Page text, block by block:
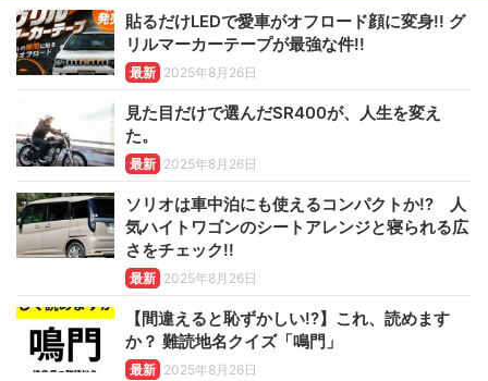
貼るだけLEDで愛車がオフロード顔に変身!! グ
リルマーカーテープが最強な件!!
最新 2025年8月26日
見た目だけで選んだSR400が、人生を変え
た。
最新 2025年8月26日
ソリオは車中泊にも使えるコンパクトか!? 人
気ハイトワゴンのシートアレンジと寝られる広
さをチェック!!
最新 2025年8月26日
【間違えると恥ずかしい!?】これ、読めます
か？ 難読地名クイズ「鳴門」
最新 2025年8月26日